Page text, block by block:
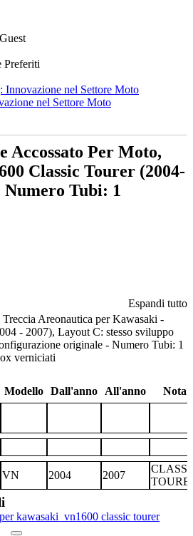
Preferiti
Per Moto,
Classic Tourer (2004-
Numero Tubi: 1
Espandi tutto
Areonautica per Kawasaki -
- 2007), Layout C: stesso sviluppo
originale - Numero Tubi: 1
verniciati
Modello Dall'anno All'anno Nota
VN 2004 2007
kawasaki_vn1600 classic tourer